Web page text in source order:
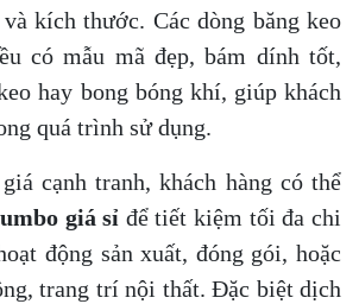
kích thước. Các dòng băng keo
có mẫu mã đẹp, bám dính tốt,
hay bong bóng khí, giúp khách
quá trình sử dụng.
cạnh tranh, khách hàng có thể
giá sỉ để tiết kiệm tối đa chi
động sản xuất, đóng gói, hoặc
trang trí nội thất. Đặc biệt dịch